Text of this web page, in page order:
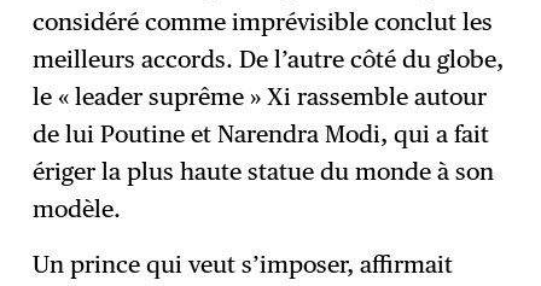
considéré comme imprévisible conclut les
meilleurs accords. De l’autre côté du globe,
le « leader suprême » Xi rassemble autour
de lui Poutine et Narendra Modi, qui a fait
ériger la plus haute statue du monde à son
modèle.
Un prince qui veut s’imposer, affirmait